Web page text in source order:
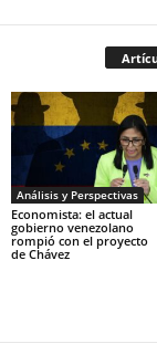
Análisis y Perspectivas
Economista: el actual
gobierno venezolano
rompió con el proyecto
de Chávez